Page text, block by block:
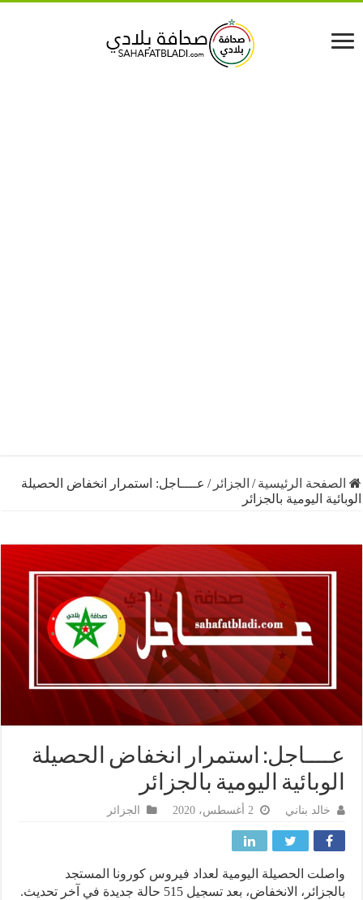
الرئيسية /الجزائر/عــــاجل: استمرار انخفاض الحصيلة
اليومية بالجزائر
استمرار انخفاض الحصيلة
اليومية بالجزائر
خالد بناني الجزائر
الحصيلة اليومية لعداد فيروس كورونا المستجد
الانخفاض، بعد تسجيل 515 حالة جديدة في آخر تحديث.